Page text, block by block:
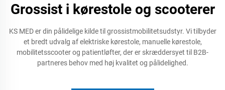
Grossist i kørestole og scooterer
KS MED er din pålidelige kilde til grossistmobilitetsudstyr. Vi tilbyder
et bredt udvalg af elektriske kørestole, manuelle kørestole,
mobilitetsscooter og patientløfter, der er skræddersyet til B2B-
partneres behov med høj kvalitet og pålidelighed.